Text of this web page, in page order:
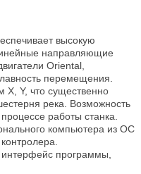
высокую
направляющие
Oriental,
перемещения.
X, Y, что существенно
река. Возможность
работы станка.
компьютера из ОС
программы,